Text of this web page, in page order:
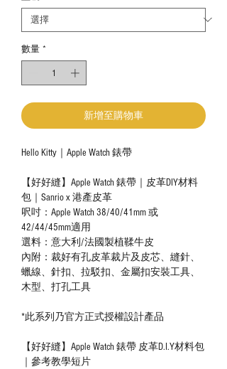
數量 *
新增至購物車
Hello Kitty｜Apple Watch 錶帶
【好好縫】Apple Watch 錶帶｜皮革DIY材料
包｜Sanrio x 港產皮革
呎吋：Apple Watch 38/40/41mm 或
42/44/45mm適用
選料：意大利/法國製植鞣牛皮
內附：裁好有孔皮革裁片及皮芯、縫針、
蠟線、針扣、拉駁扣、金屬扣安裝工具、
木型、打孔工具
*此系列乃官方正式授權設計產品
【好好縫】Apple Watch 錶帶 皮革D.I.Y材料包
｜參考教學短片